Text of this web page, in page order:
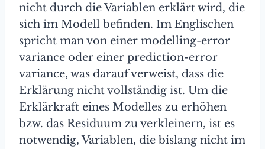
nicht durch die Variablen erklärt wird, die
sich im Modell befinden. Im Englischen
spricht man von einer modelling-error
variance oder einer prediction-error
variance, was darauf verweist, dass die
Erklärung nicht vollständig ist. Um die
Erklärkraft eines Modelles zu erhöhen
bzw. das Residuum zu verkleinern, ist es
notwendig, Variablen, die bislang nicht im